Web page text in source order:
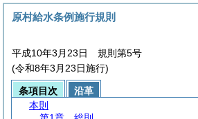
原村給水条例施行規則
平成10年3月23日 規則第5号
(令和8年3月23日施行)
条項目次
沿革
本則